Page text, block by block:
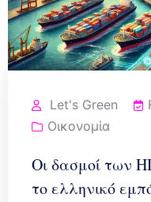
Let's Green
Οικονομία
Οι δασμοί των
το ελληνικό